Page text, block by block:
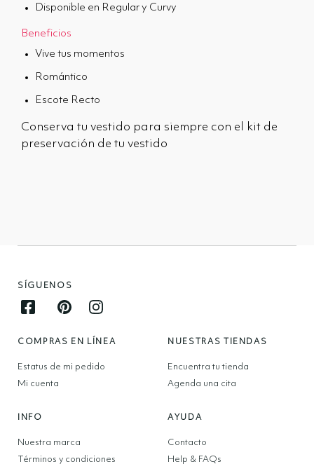
Disponible en Regular y Curvy
Beneficios
Vive tus momentos
Romántico
Escote Recto
Conserva tu vestido para siempre con el kit de
preservación de tu vestido
SÍGUENOS
Facebook opens in new window
Pinterest opens in new window
Instagram opens in new window
COMPRAS EN LÍNEA
Estatus de mi pedido
Mi cuenta
NUESTRAS TIENDAS
Encuentra tu tienda
Agenda una cita
INFO
Nuestra marca
Términos y condiciones
AYUDA
Contacto
Help & FAQs